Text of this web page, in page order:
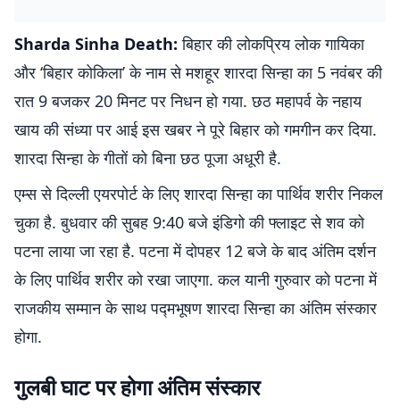
Sharda Sinha Death: बिहार की लोकप्रिय लोक गायिका
और ‘बिहार कोकिला’ के नाम से मशहूर शारदा सिन्हा का 5 नवंबर की
रात 9 बजकर 20 मिनट पर निधन हो गया. छठ महापर्व के नहाय
खाय की संध्या पर आई इस खबर ने पूरे बिहार को गमगीन कर दिया.
शारदा सिन्हा के गीतों को बिना छठ पूजा अधूरी है.
एम्स से दिल्ली एयरपोर्ट के लिए शारदा सिन्हा का पार्थिव शरीर निकल
चुका है. बुधवार की सुबह 9:40 बजे इंडिगो की फ्लाइट से शव को
पटना लाया जा रहा है. पटना में दोपहर 12 बजे के बाद अंतिम दर्शन
के लिए पार्थिव शरीर को रखा जाएगा. कल यानी गुरुवार को पटना में
राजकीय सम्मान के साथ पद्मभूषण शारदा सिन्हा का अंतिम संस्कार
होगा.
गुलबी घाट पर होगा अंतिम संस्कार